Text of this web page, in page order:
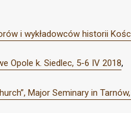
i wykładowców historii
Opole k. Siedlec, 5-6 IV 2018,
Major Seminary in Tarnów,